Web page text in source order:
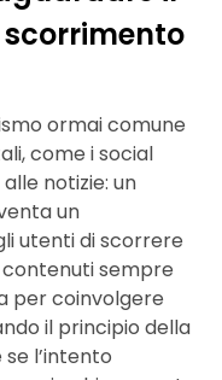
ormai comune
come i social
notizie: un
un
utenti di scorrere
sempre
per coinvolgere
il principio della
l’intento